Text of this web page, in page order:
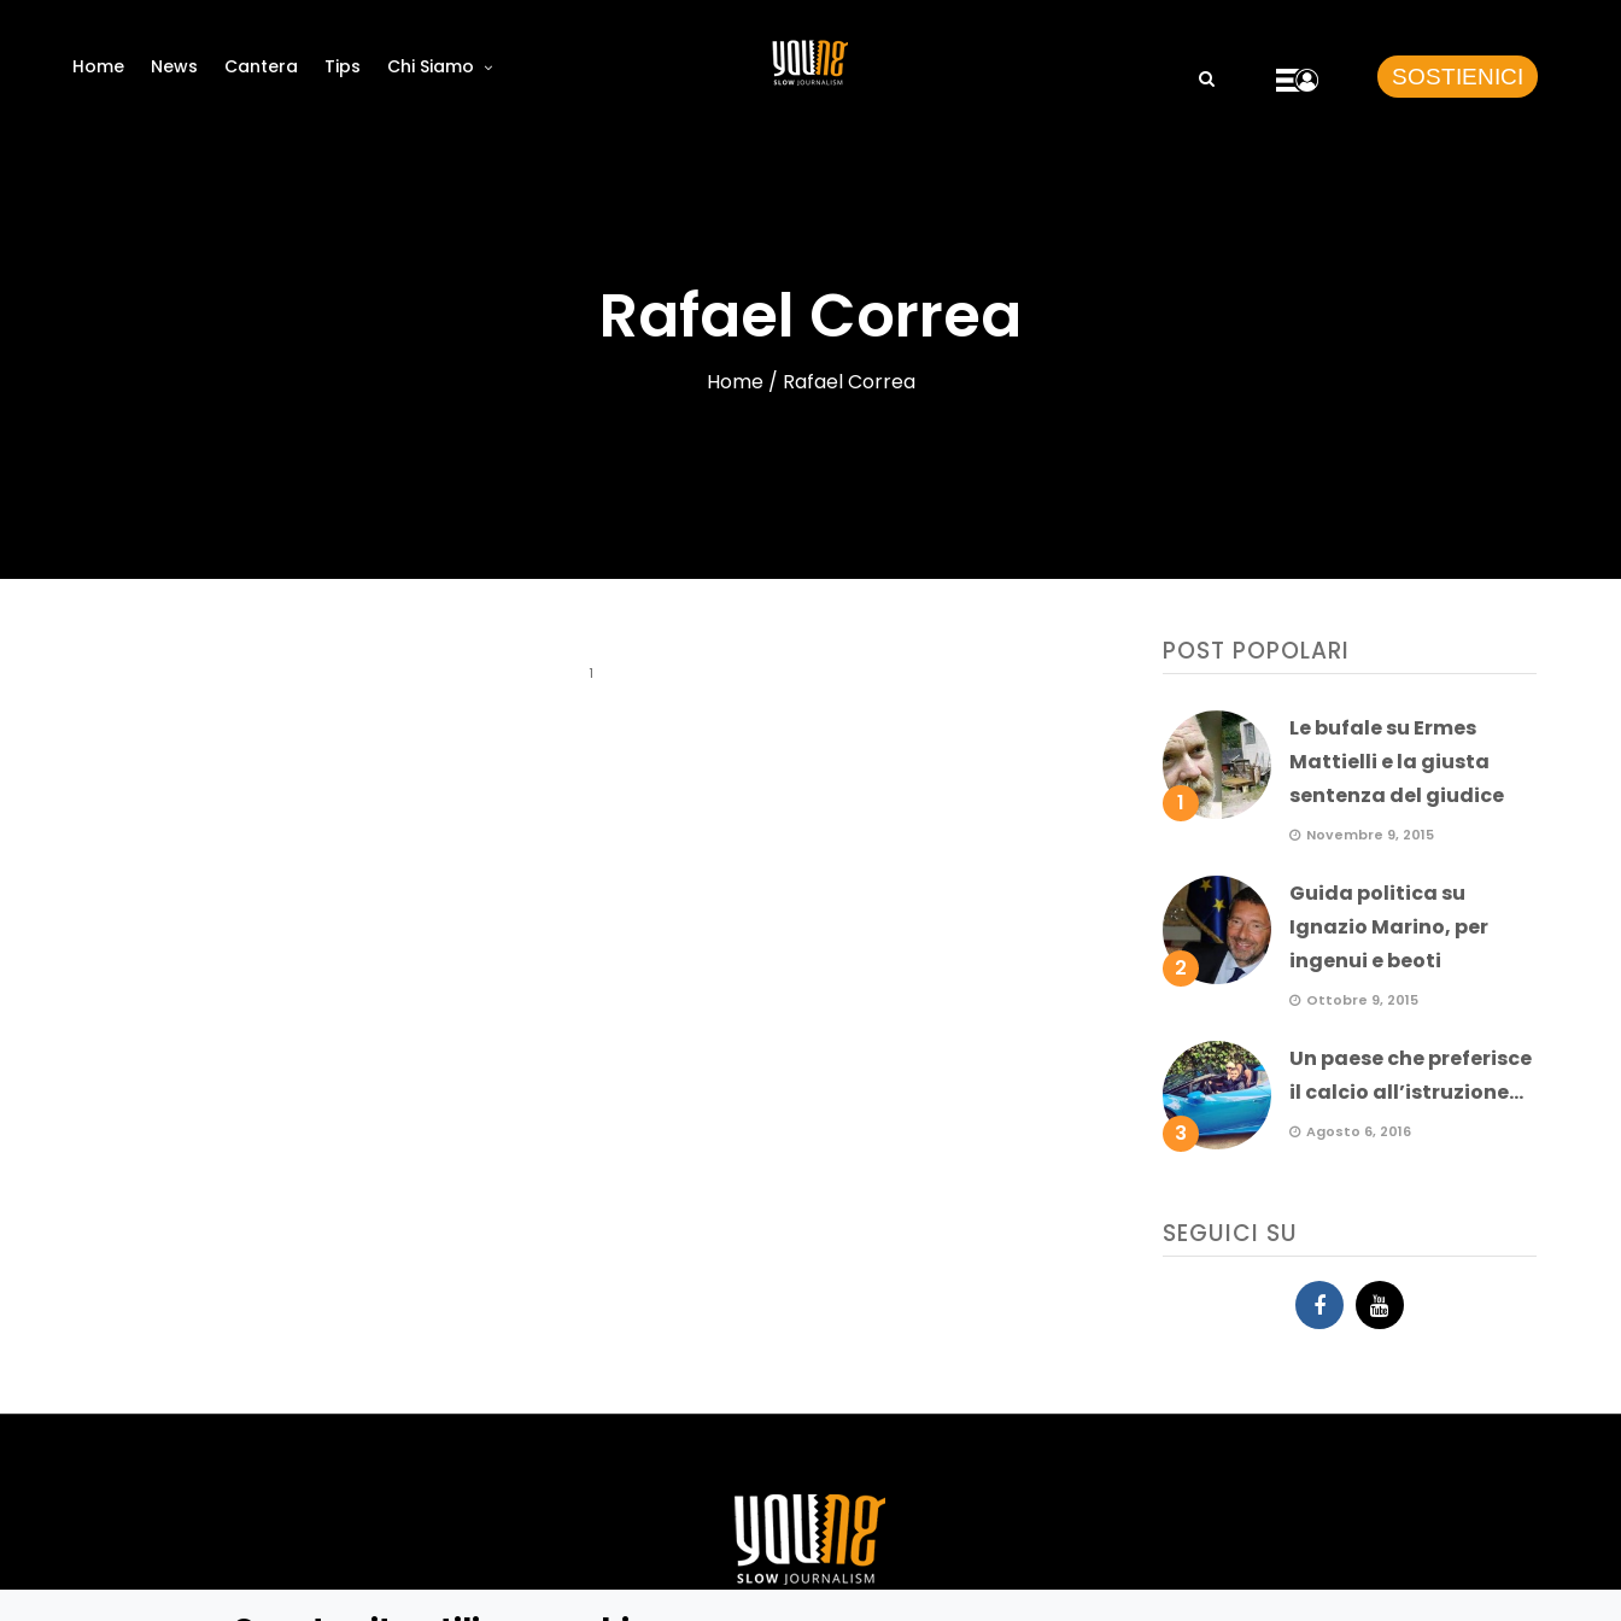
Home News Cantera Tips Chi Siamo SOSTIENICI
Rafael Correa
Home / Rafael Correa
1
POST POPOLARI
1
Le bufale su Ermes
Mattielli e la giusta
sentenza del giudice
Novembre 9, 2015
2
Guida politica su
Ignazio Marino, per
ingenui e beoti
Ottobre 9, 2015
3
Un paese che preferisce
il calcio all’istruzione...
Agosto 6, 2016
SEGUICI SU